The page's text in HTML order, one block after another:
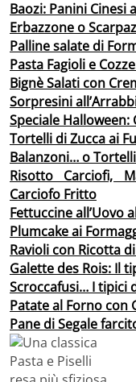
Baozi: Panini Cinesi
Erbazzone o
Palline salate di
Pasta Fagioli e
Bignè Salati con
Sorpresini
Speciale
Tortelli di Zucca ai
Balanzoni… o
Risotto Carciofi,
Carciofo Fritto
Fettuccine all’Uovo
Plumcake ai
Ravioli con Ricotta
Galette des Rois: Il
Scroccafusi… I tipici
Patate al Forno con
Pane di Segale